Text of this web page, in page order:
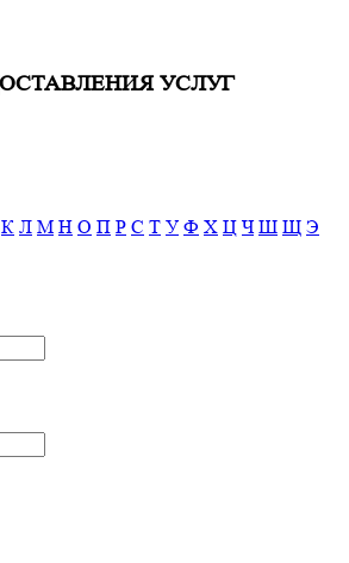
УСЛУГ
К Л М Н О П Р С Т У Ф Х Ц Ч Ш Щ Э